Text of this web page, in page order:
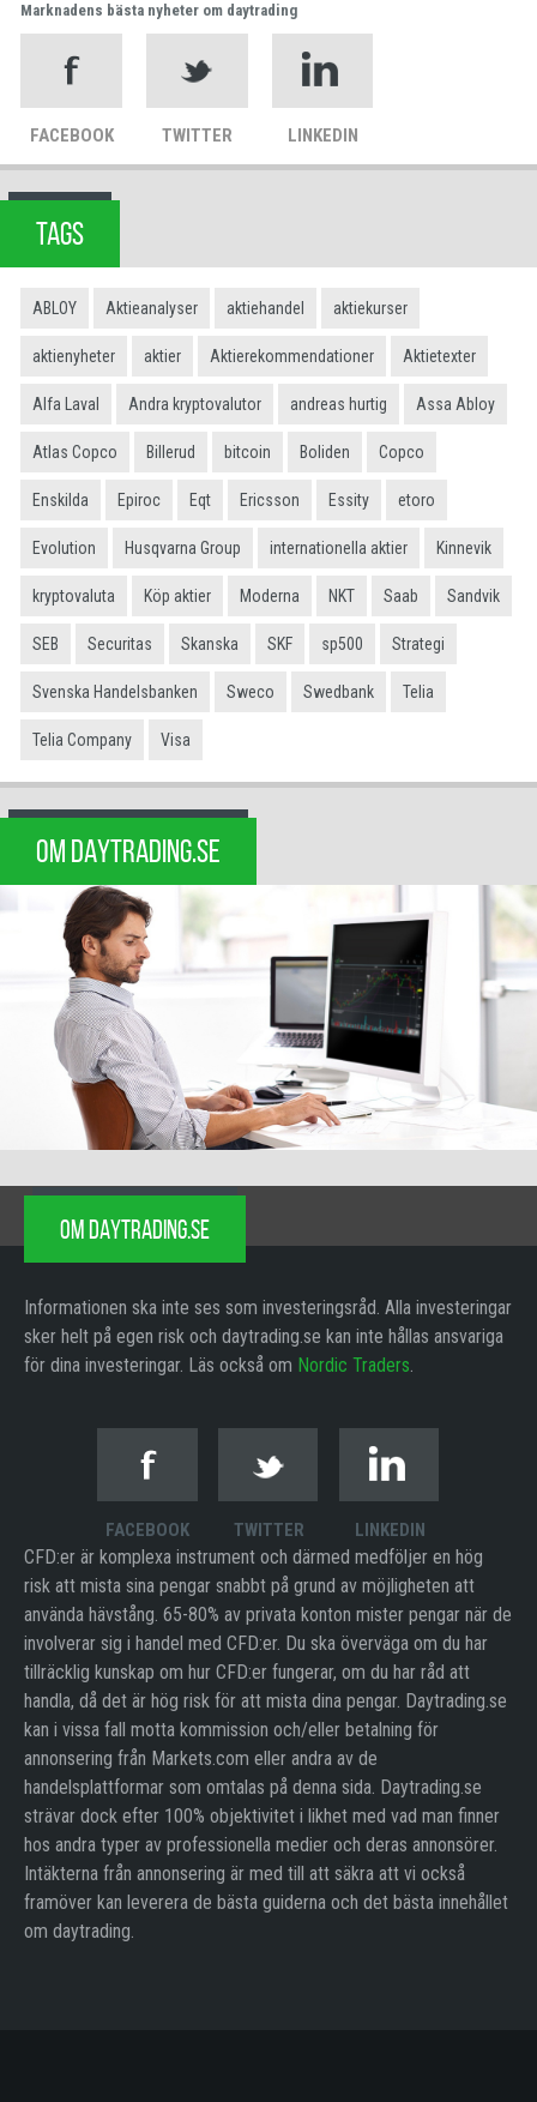
Marknadens bästa nyheter om daytrading
FACEBOOK TWITTER LINKEDIN
TAGS
ABLOY Aktieanalyser aktiehandel aktiekurser
aktienyheter aktier Aktierekommendationer Aktietexter
Alfa Laval Andra kryptovalutor andreas hurtig Assa Abloy
Atlas Copco Billerud bitcoin Boliden Copco
Enskilda Epiroc Eqt Ericsson Essity etoro
Evolution Husqvarna Group internationella aktier Kinnevik
kryptovaluta Köp aktier Moderna NKT Saab Sandvik
SEB Securitas Skanska SKF sp500 Strategi
Svenska Handelsbanken Sweco Swedbank Telia
Telia Company Visa
OM DAYTRADING.SE
OM DAYTRADING.SE
Informationen ska inte ses som investeringsråd. Alla investeringar
sker helt på egen risk och daytrading.se kan inte hållas ansvariga
för dina investeringar. Läs också om Nordic Traders
FACEBOOK TWITTER LINKEDIN
CFD:er är komplexa instrument och därmed medföljer en hög
risk att mista sina pengar snabbt på grund av möjligheten att
använda hävstång. 65-80% av privata konton mister pengar när de
involverar sig i handel med CFD:er. Du ska överväga om du har
tillräcklig kunskap om hur CFD:er fungerar, om du har råd att
handla, då det är hög risk för att mista dina pengar. Daytrading.se
kan i vissa fall motta kommission och/eller betalning för
annonsering från Markets.com eller andra av de
handelsplattformar som omtalas på denna sida. Daytrading.se
strävar dock efter 100% objektivitet i likhet med vad man finner
hos andra typer av professionella medier och deras annonsörer.
Intäkterna från annonsering är med till att säkra att vi också
framöver kan leverera de bästa guiderna och det bästa innehållet
om daytrading.